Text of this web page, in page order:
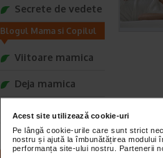
Acest site utilizează cookie-uri
Pe lângă cookie-urile care sunt strict
nostru și ajută la îmbunătățirea modului
performanța site-ului nostru. Partenerii
Secrete de vedete
Blogul Mama si Copilul
Viitoare mamica
Deja mamica
Copilul tau